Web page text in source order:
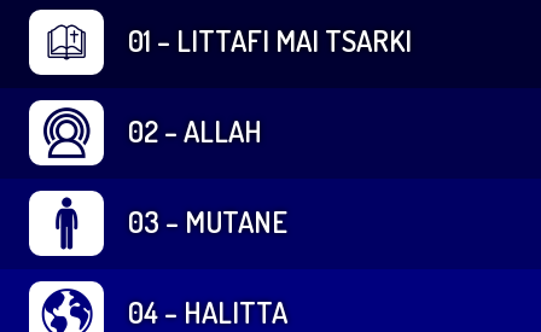
01 – LITTAFI MAI TSARKI
02 – ALLAH
03 – MUTANE
04 – HALITTA